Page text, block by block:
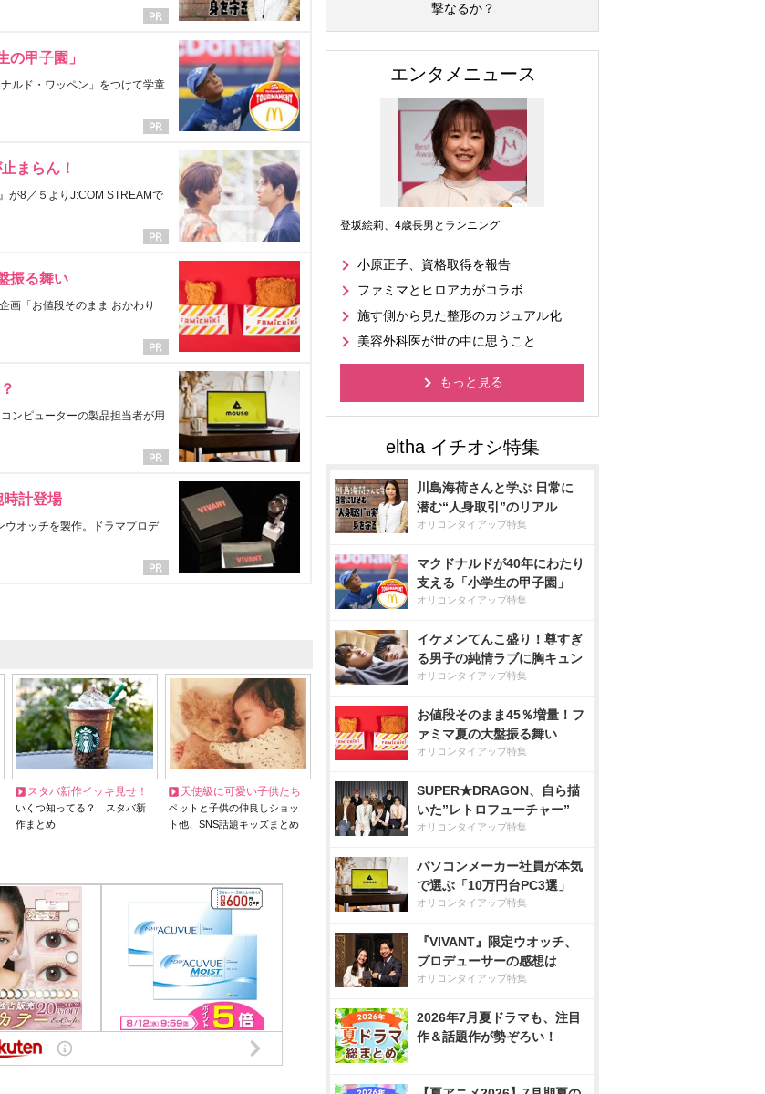
甲子園」
ルド・ワッペン」をつけて学童
まらん！
が8／５よりJ:COM STREAMで
振る舞い
画「お値段そのまま おかわり
ンピューターの製品担当者が用
時計登場
ウオッチを製作。ドラマプロデ
スタバ新作イッキ見せ！
いくつ知ってる？ スタバ新
作まとめ
天使級に可愛い子供たち
ペットと子供の仲良しショッ
ト他、SNS話題キッズまとめ
撃なるか？
エンタメニュース
登坂絵莉、4歳長男とランニング
小原正子、資格取得を報告
ファミマとヒロアカがコラボ
施す側から見た整形のカジュアル化
美容外科医が世の中に思うこと
もっと見る
川島海荷さんと学ぶ 日常に
潜む“人身取引”のリアル
オリコンタイアップ特集
マクドナルドが40年にわたり
支える「小学生の甲子園」
オリコンタイアップ特集
イケメンてんこ盛り！尊すぎ
る男子の純情ラブに胸キュン
オリコンタイアップ特集
お値段そのまま45％増量！フ
ァミマ夏の大盤振る舞い
オリコンタイアップ特集
SUPER★DRAGON、自ら描
いた”レトロフューチャー”
オリコンタイアップ特集
パソコンメーカー社員が本気
で選ぶ「10万円台PC3選」
オリコンタイアップ特集
『VIVANT』限定ウオッチ、
プロデューサーの感想は
オリコンタイアップ特集
2026年7月夏ドラマも、注目
作＆話題作が勢ぞろい！